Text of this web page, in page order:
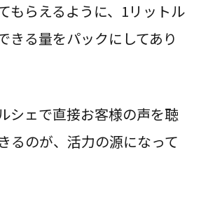
もらえるように、1リットル
きる量をパックにしてあり
シェで直接お客様の声を聴
るのが、活力の源になって